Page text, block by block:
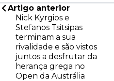
Artigo anterior
Nick Kyrgios e
Stefanos Tsitsipas
terminam a sua
rivalidade e são vistos
juntos a desfrutar da
herança grega no
Open da Austrália